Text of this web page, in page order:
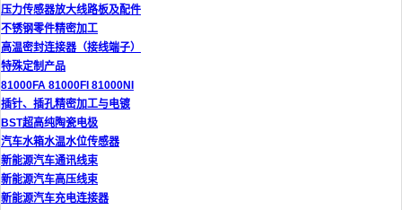
压力传感器放大线路板及配件
不锈钢零件精密加工
高温密封连接器（接线端子）
特殊定制产品
81000FA 81000FI 81000NI
插针、插孔精密加工与电镀
BST超高纯陶瓷电极
汽车水箱水温水位传感器
新能源汽车通讯线束
新能源汽车高压线束
新能源汽车充电连接器